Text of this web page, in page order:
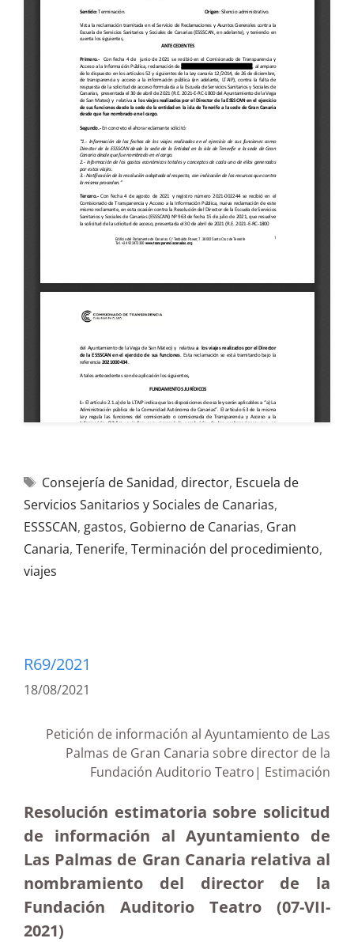
Consejería de Sanidad, director, Escuela de
Servicios Sanitarios y Sociales de Canarias,
ESSSCAN, gastos, Gobierno de Canarias, Gran
Canaria, Tenerife, Terminación del procedimiento,
viajes
R69/2021
18/08/2021
Petición de información al Ayuntamiento de Las
Palmas de Gran Canaria sobre director de la
Fundación Auditorio Teatro| Estimación
Resolución estimatoria sobre solicitud
de información al Ayuntamiento de
Las Palmas de Gran Canaria relativa al
nombramiento del director de la
Fundación Auditorio Teatro (07-VII-
2021)